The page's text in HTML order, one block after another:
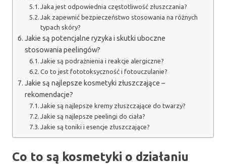
Jaka jest odpowiednia częstotliwość złuszczania?
Jak zapewnić bezpieczeństwo stosowania na różnych
typach skóry?
Jakie są potencjalne ryzyka i skutki uboczne
stosowania peelingów?
Jakie są podrażnienia i reakcje alergiczne?
Co to jest fototoksyczność i fotouczulanie?
Jakie są najlepsze kosmetyki złuszczające –
rekomendacje?
Jakie są najlepsze kremy złuszczające do twarzy?
Jakie są najlepsze peelingi do ciała?
Jakie są toniki i esencje złuszczające?
Co to są kosmetyki o działaniu